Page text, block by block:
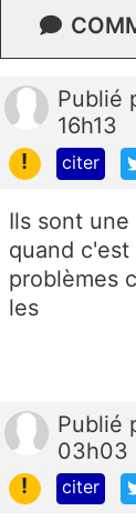
Publié
16h13
!
citer
Ils sont
quand c'est
problèmes
les
Publié
03h03
!
citer